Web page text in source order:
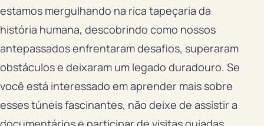
estamos mergulhando na rica tapeçaria da
história humana, descobrindo como nossos
antepassados enfrentaram desafios, superaram
obstáculos e deixaram um legado duradouro. Se
você está interessado em aprender mais sobre
esses túneis fascinantes, não deixe de assistir a